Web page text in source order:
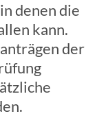
denen die
kann.
der